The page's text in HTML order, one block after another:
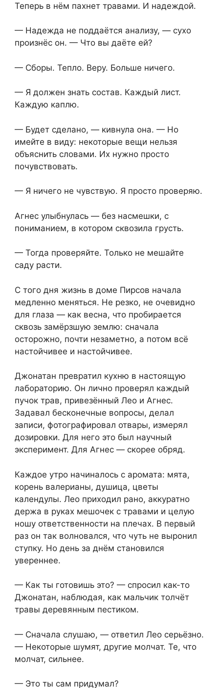
Теперь в нём пахнет травами. И надеждой.
— Надежда не поддаётся анализу, — сухо
произнёс он. — Что вы даёте ей?
— Сборы. Тепло. Веру. Больше ничего.
— Я должен знать состав. Каждый лист.
Каждую каплю.
— Будет сделано, — кивнула она. — Но
имейте в виду: некоторые вещи нельзя
объяснить словами. Их нужно просто
почувствовать.
— Я ничего не чувствую. Я просто проверяю.
Агнес улыбнулась — без насмешки, с
пониманием, в котором сквозила грусть.
— Тогда проверяйте. Только не мешайте
саду расти.
С того дня жизнь в доме Пирсов начала
медленно меняться. Не резко, не очевидно
для глаза — как весна, что пробирается
сквозь замёрзшую землю: сначала
осторожно, почти незаметно, а потом всё
настойчивее и настойчивее.
Джонатан превратил кухню в настоящую
лабораторию. Он лично проверял каждый
пучок трав, привезённый Лео и Агнес.
Задавал бесконечные вопросы, делал
записи, фотографировал отвары, измерял
дозировки. Для него это был научный
эксперимент. Для Агнес — скорее обряд.
Каждое утро начиналось с аромата: мята,
корень валерианы, душица, цветы
календулы. Лео приходил рано, аккуратно
держа в руках мешочек с травами и целую
ношу ответственности на плечах. В первый
раз он так волновался, что чуть не выронил
ступку. Но день за днём становился
увереннее.
— Как ты готовишь это? — спросил как-то
Джонатан, наблюдая, как мальчик толчёт
травы деревянным пестиком.
— Сначала слушаю, — ответил Лео серьёзно.
— Некоторые шумят, другие молчат. Те, что
молчат, сильнее.
— Это ты сам придумал?